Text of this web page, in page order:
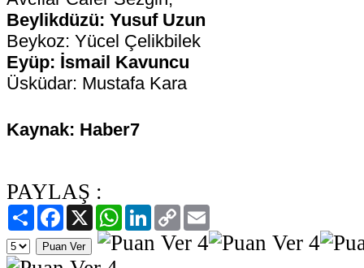
Beylikdüzü: Yusuf Uzun
Beykoz: Yücel Çelikbilek
Eyüp: İsmail Kavuncu
Üsküdar: Mustafa Kara
Kaynak: Haber7
PAYLAŞ :
PaylaşFacebook
X WhatsAppLinkedIn
Copy
Link